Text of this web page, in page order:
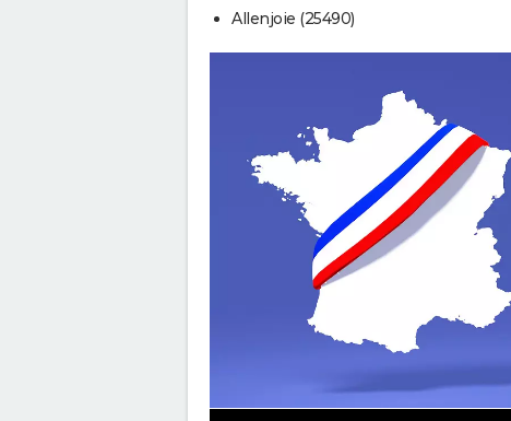
Allenjoie (25490)